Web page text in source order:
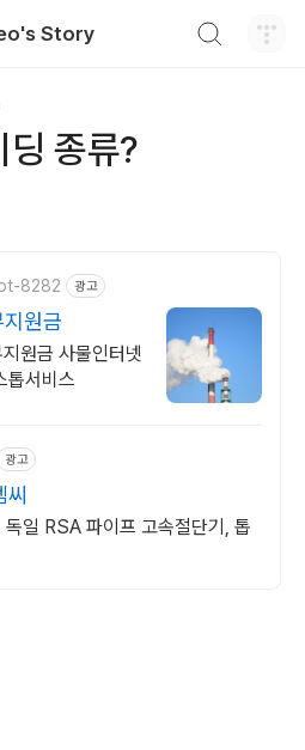
Story
딩 종류?
8282 광고
원금
톱서비스
광고
일 RSA 파이프 고속절단기, 톱